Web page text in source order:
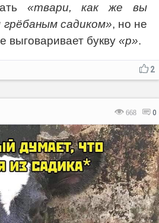
«твари, как же вы
грёбаным садиком», но не
букву «р».
2
668 0